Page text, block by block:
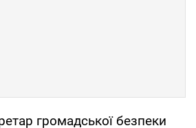
громадської безпеки